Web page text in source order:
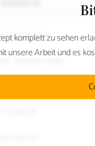
g Spaghetti
komplett zu sehen
unsere Arbeit und es